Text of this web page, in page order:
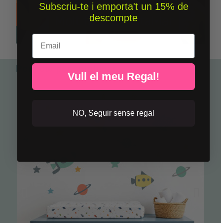
Perfecte per combinar
Subscriu-te i emporta't un 15% de
descompte
Email
Vull el meu Regal!
NO, Seguir sense regal